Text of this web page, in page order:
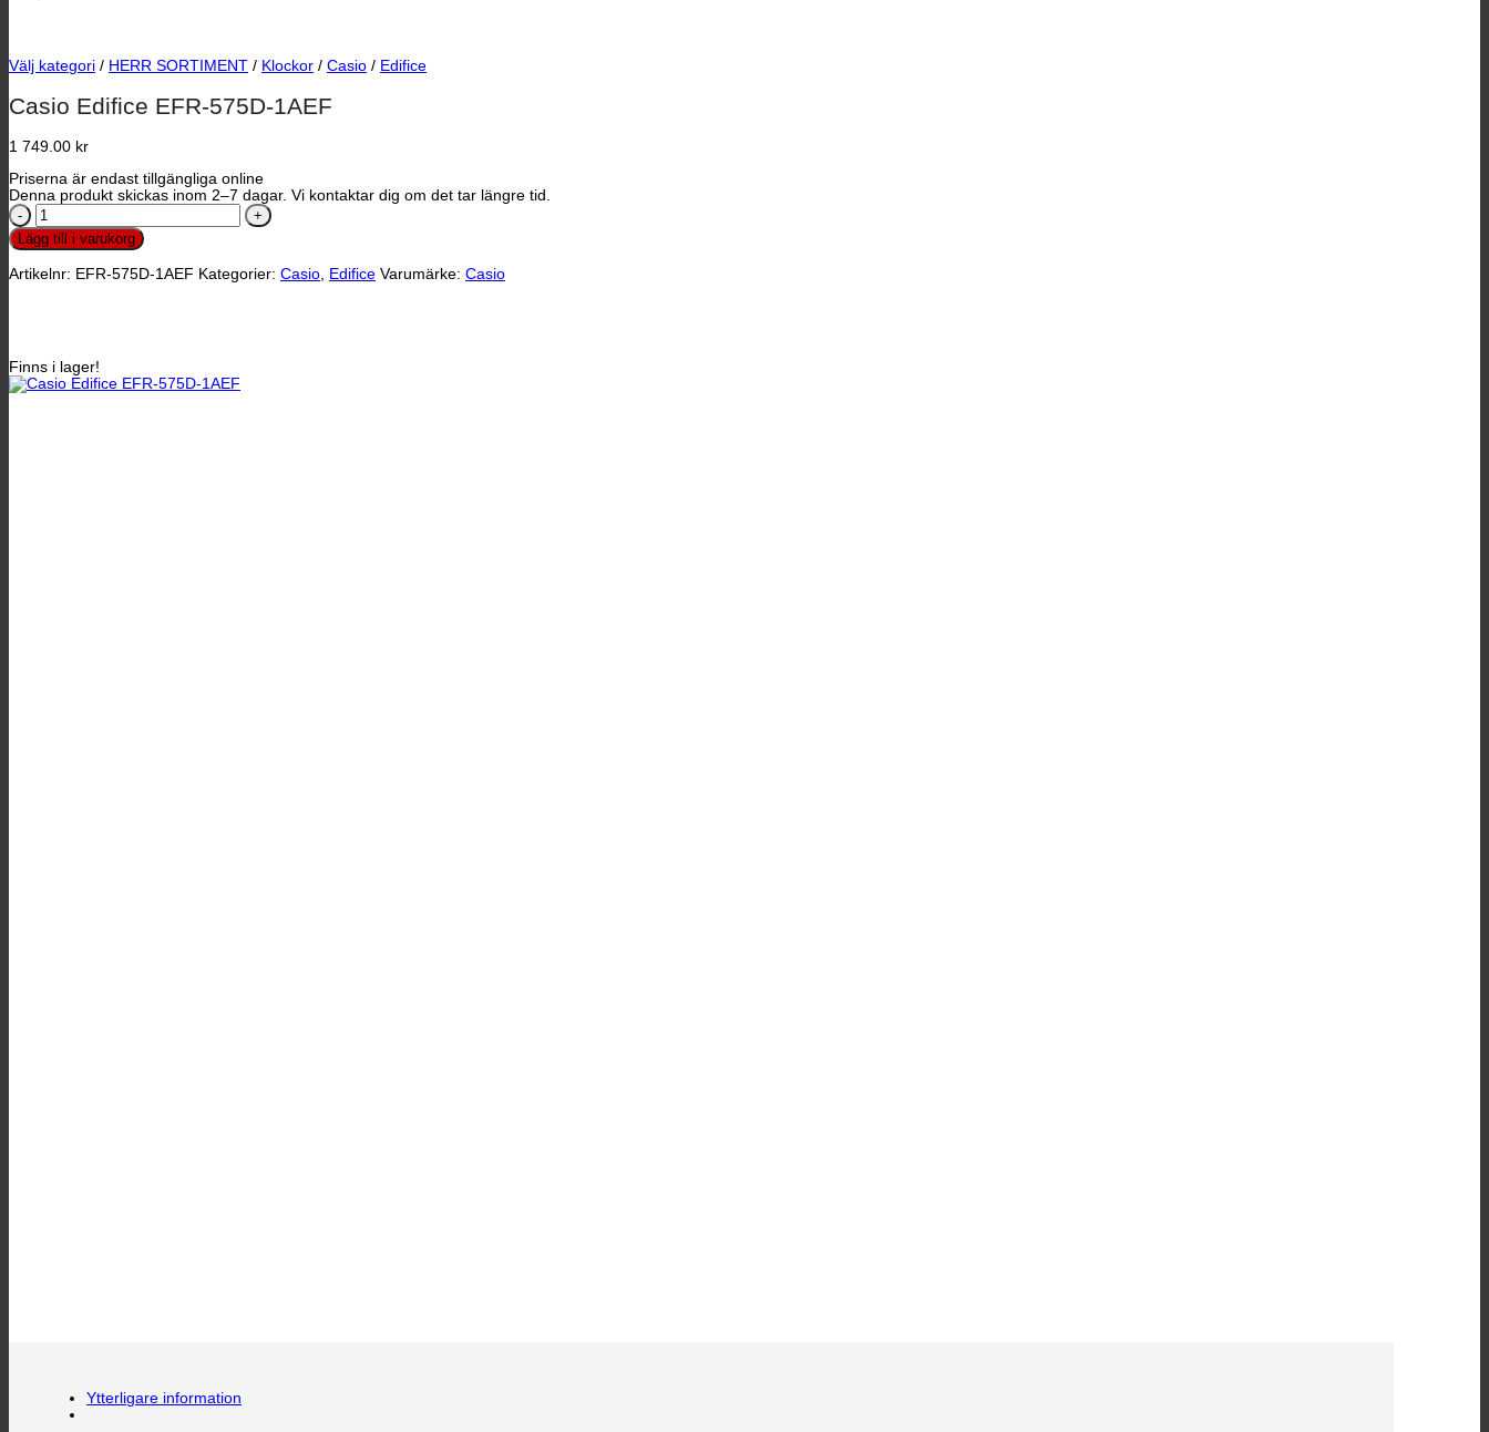
Välj kategori / HERR SORTIMENT / Klockor / Casio / Edifice
Casio Edifice EFR-575D-1AEF
1 749.00 kr
Priserna är endast tillgängliga online
Denna produkt skickas inom 2–7 dagar. Vi kontaktar dig om det tar längre tid.
Casio
Edifice
EFR-
1AEF
Lägg till i varukorg
Artikelnr: EFR-575D-1AEF Kategorier: Casio Edifice Varumärke: Casio
Finns i lager!
Ytterligare information